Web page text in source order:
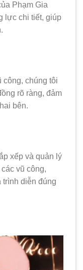
Phạm Gia
lực chi tiết, giúp
chúng tôi
rõ ràng, đảm
bên.
xếp và quản lý
vũ công,
trình diễn đúng